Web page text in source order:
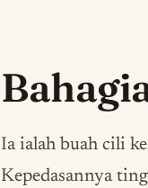
Ia ialah buah cili
Kepedasannya